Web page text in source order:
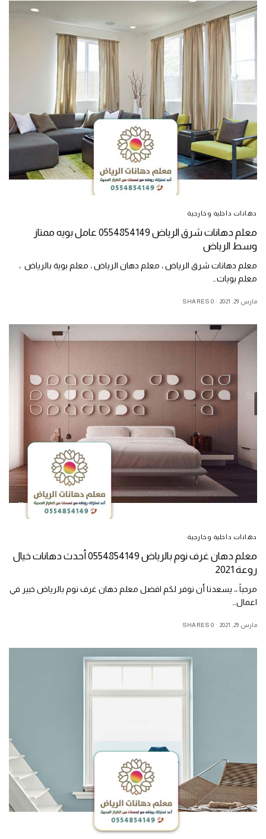
دهانات داخلية وخارجية
معلم دهانات شرق الرياض 0554854149 عامل بويه ممتاز
وسط الرياض
معلم دهانات شرق الرياض ، معلم دهان الرياض ، معلم بوية بالرياض ،
معلم بويات…
مارس 29, 2021 0 SHARES
دهانات داخلية وخارجية
معلم دهان غرف نوم بالرياض 0554854149 أحدث دهانات خيال
روعة 2021
مرحباً ،، يسعدنا أن نوفر لكم افضل معلم دهان غرف نوم بالرياض خبير في
اعمال…
مارس 29, 2021 0 SHARES